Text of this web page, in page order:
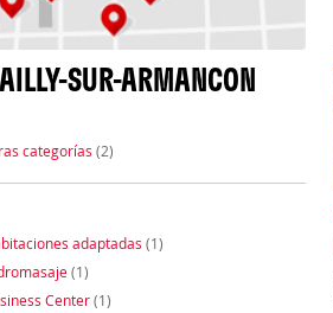
SUR-ARMANCON
categorías (2)
adaptadas (1)
(1)
Center(1)